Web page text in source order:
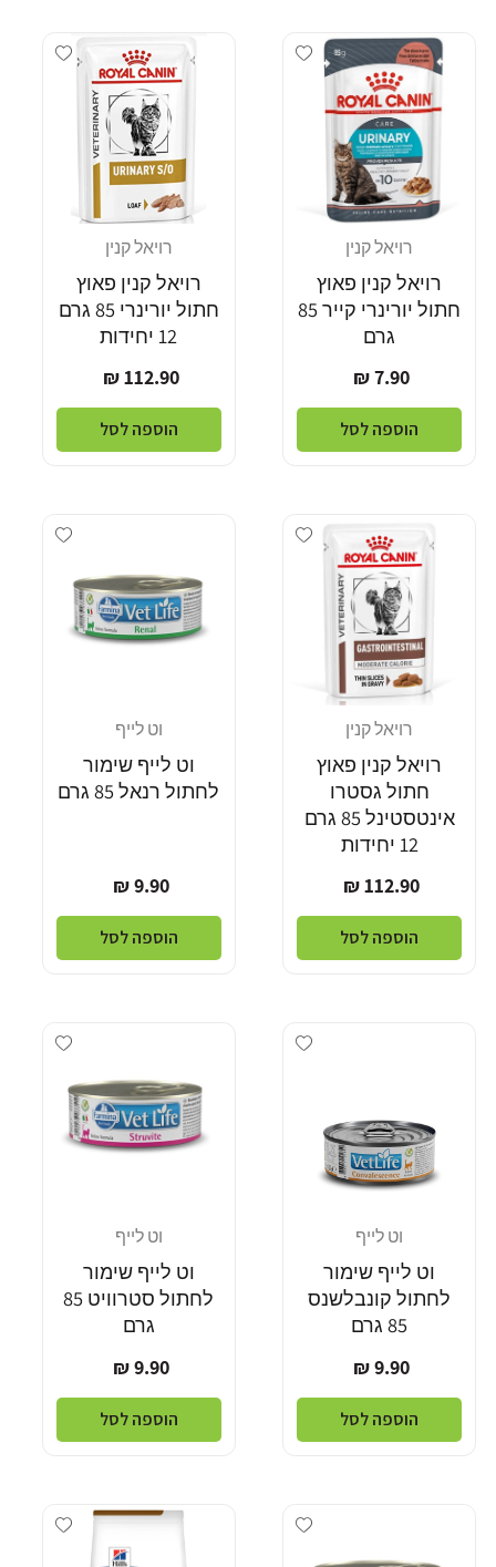
Add wishlist
רויאל קנין
רויאל קנין פאוץ
חתול יורינרי קייר 85
גרם
מחיר
רגיל
7.90 ₪
הוספה לסל
wishlist
רויאל קנין
רויאל קנין פאוץ
חתול יורינרי 85 גרם
12 יחידות
מחיר
רגיל
112.90 ₪
הוספה לסל
Add wishlist
רויאל קנין
רויאל קנין פאוץ
חתול גסטרו
אינטסטינל 85 גרם
12 יחידות
מחיר
רגיל
112.90 ₪
הוספה לסל
Add wishlist
וט לייף
וט לייף שימור
לחתול רנאל 85 גרם
מחיר
רגיל
9.90 ₪
הוספה לסל
Add wishlist
וט לייף
וט לייף שימור
לחתול קונבלשנס
85 גרם
מחיר
רגיל
9.90 ₪
הוספה לסל
Add wishlist
וט לייף
וט לייף שימור
לחתול סטרוויט 85
גרם
מחיר
רגיל
9.90 ₪
הוספה לסל
Add wishlist
Add wishlist